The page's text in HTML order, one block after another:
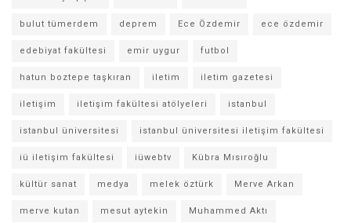
bulut tümerdem deprem Ece Özdemir ece özdemir
edebiyat fakültesi emir uygur futbol
hatun boztepe taşkıran iletim iletim gazetesi
iletişim iletişim fakültesi atölyeleri istanbul
istanbul üniversitesi istanbul üniversitesi iletişim fakültesi
iü iletişim fakültesi iüwebtv Kübra Mısıroğlu
kültür sanat medya melek öztürk Merve Arkan
merve kutan mesut aytekin Muhammed Aktı